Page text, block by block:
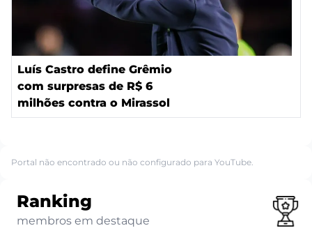
Luís Castro define Grêmio
com surpresas de R$ 6
milhões contra o Mirassol
Portal não encontrado ou não configurado para YouTube.
Ranking
membros em destaque